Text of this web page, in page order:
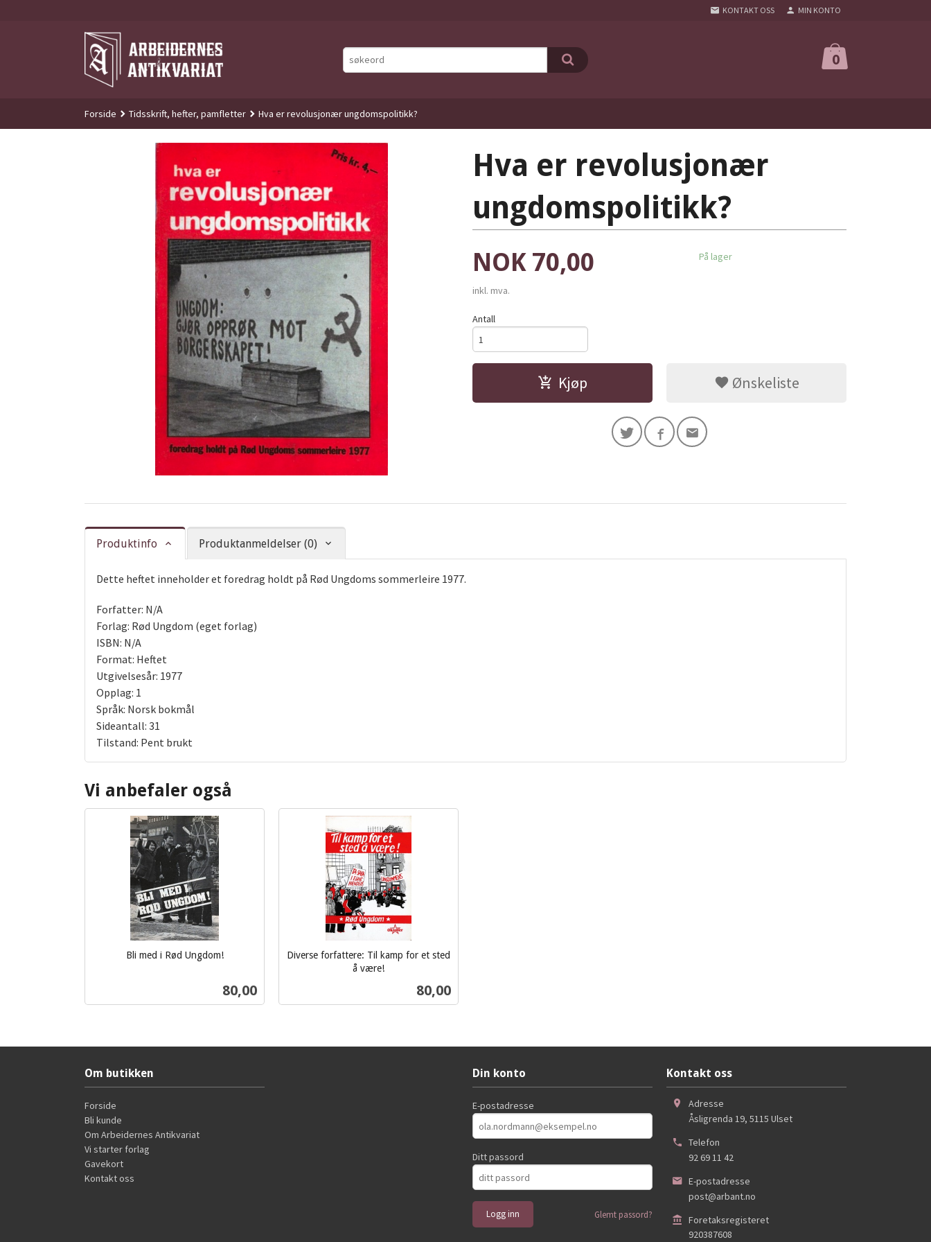
KONTAKT OSS MIN KONTO
0
Forside Tidsskrift, hefter, pamfletter Hva er revolusjonær ungdomspolitikk?
Hva er revolusjonær
ungdomspolitikk?
Pris
NOK 70,00
inkl. mva.
På lager
Antall
Kjøp Ønskeliste
Produktinfo Produktanmeldelser (0)
Dette heftet inneholder et foredrag holdt på Rød Ungdoms sommerleire 1977.
Forfatter: N/A
Forlag: Rød Ungdom (eget forlag)
ISBN: N/A
Format: Heftet
Utgivelsesår: 1977
Opplag: 1
Språk: Norsk bokmål
Sideantall: 31
Tilstand: Pent brukt
Vi anbefaler også
Bli med i Rød Ungdom!
Pris
80,00
Diverse forfattere: Til kamp for et sted
å være!
Pris
80,00
Om butikken
Forside
Bli kunde
Om Arbeidernes Antikvariat
Vi starter forlag
Gavekort
Kontakt oss
Din konto
E-postadresse
Ditt passord
Glemt passord?
Kontakt oss
Adresse
Åsligrenda 19, 5115 Ulset
Telefon
92 69 11 42
E-postadresse
post@arbant.no
Foretaksregisteret
920387608